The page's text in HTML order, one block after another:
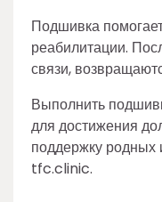
Подшивка
реабилитации.
связи,
Выполнить
для достижения
поддержку родных
tfc.clinic.